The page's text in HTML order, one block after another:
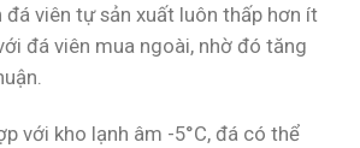
đá viên tự sản xuất luôn thấp hơn ít
đá viên mua ngoài, nhờ đó tăng
với kho lạnh âm -5°C, đá có thể